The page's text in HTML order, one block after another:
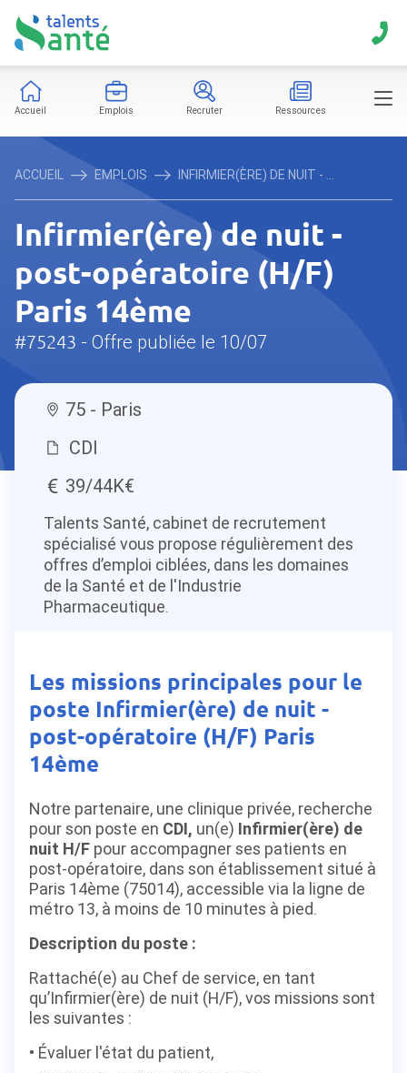
Accueil Emplois Recruter Ressources
ACCUEIL EMPLOIS INFIRMIER(ÈRE) DE NUIT - ...
Infirmier(ère) de nuit -
post-opératoire (H/F)
Paris 14ème
#75243 - Offre publiée le 10/07
75 - Paris
CDI
39/44K€
Talents Santé, cabinet de recrutement
spécialisé vous propose régulièrement des
offres d’emploi ciblées, dans les domaines
de la Santé et de l'Industrie
Pharmaceutique.
Les missions principales pour le
poste Infirmier(ère) de nuit -
post-opératoire (H/F) Paris
14ème
Notre partenaire, une clinique privée, recherche
pour son poste en CDI, un(e) Infirmier(ère) de
nuit H/F pour accompagner ses patients en
post-opératoire, dans son établissement situé à
Paris 14ème (75014), accessible via la ligne de
métro 13, à moins de 10 minutes à pied.
Description du poste :
Rattaché(e) au Chef de service, en tant
qu’Infirmier(ère) de nuit (H/F), vos missions sont
les suivantes :
Évaluer l'état du patient,